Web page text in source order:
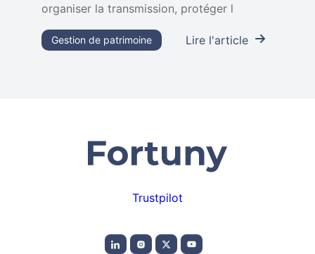
organiser la transmission, protéger l
Lire l'article
Gestion de patrimoine
Trustpilot